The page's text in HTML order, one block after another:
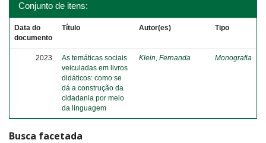
Conjunto de itens:
Data do
documento
Título Autor(es) Tipo
2023
As temáticas sociais
veiculadas em livros
didáticos: como se
dá a construção da
cidadania por meio
da linguagem
Klein, Fernanda Monografia
Busca facetada